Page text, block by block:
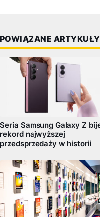
POWIĄZANE ARTYKUŁY
Seria Samsung Galaxy Z
rekord najwyższej
przedsprzedaży w historii